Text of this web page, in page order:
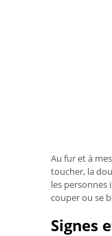
Au fur et à
toucher, la
les personnes
couper ou se
Signes